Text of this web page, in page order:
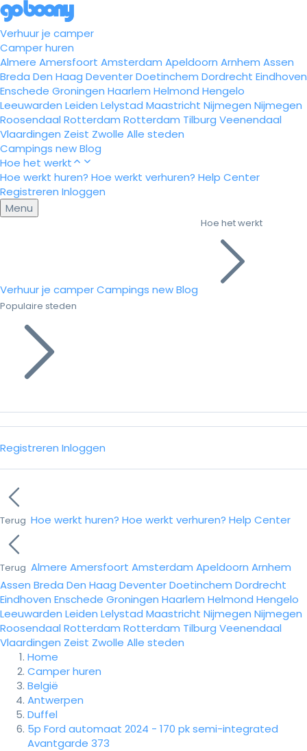
Verhuur je camper
Camper huren
Almere Amersfoort Amsterdam Apeldoorn Arnhem Assen
Breda Den Haag DeventerDoetinchem Dordrecht Eindhoven
Enschede Groningen Haarlem Helmond Hengelo
Leeuwarden Leiden Lelystad Maastricht Nijmegen Nijmegen
Roosendaal Rotterdam Rotterdam Tilburg Veenendaal
Vlaardingen Zeist Zwolle Alle steden
Campings newBlog
Hoe het werkt
Hoe werkt huren? Hoe werkt verhuren? Help Center
Registreren Inloggen
Menu
Verhuur je camperCampings newBlog
Hoe het werkt
Populaire steden
Registreren Inloggen
Terug Hoe werkt huren? Hoe werkt verhuren? Help Center
Terug Almere Amersfoort Amsterdam Apeldoorn Arnhem
Assen Breda Den Haag DeventerDoetinchem Dordrecht
Eindhoven Enschede Groningen Haarlem Helmond Hengelo
Leeuwarden Leiden Lelystad Maastricht Nijmegen Nijmegen
Roosendaal Rotterdam Rotterdam Tilburg Veenendaal
Vlaardingen Zeist Zwolle Alle steden
Home
Camper huren
België
Antwerpen
Duffel
5p Ford automaat 2024 - 170 pk semi-integrated
Avantgarde 373